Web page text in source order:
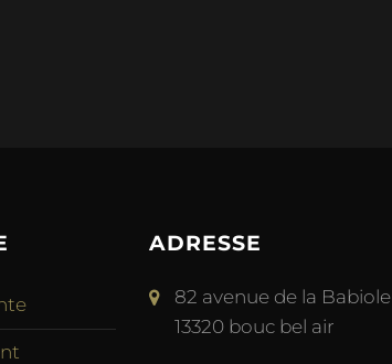
ADRESSE
82 avenue de la Babiole
13320 bouc bel air